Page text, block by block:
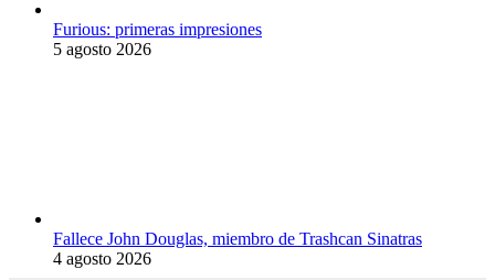
Furious: primeras impresiones
5 agosto 2026
Fallece John Douglas, miembro de Trashcan Sinatras
4 agosto 2026